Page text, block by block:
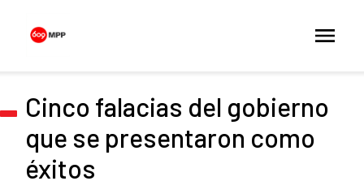
Cinco falacias del gobierno
que se presentaron como
éxitos